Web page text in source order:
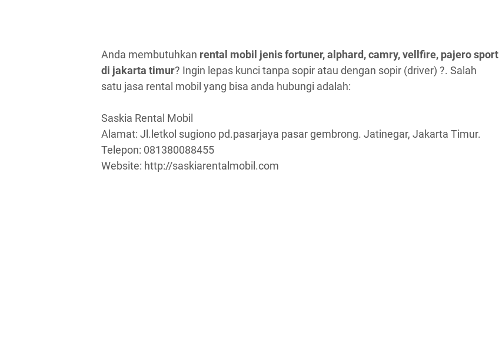
Anda membutuhkan rental mobil jenis fortuner, alphard, camry, vellfire, pajero sport
di jakarta timur? Ingin lepas kunci tanpa sopir atau dengan sopir (driver) ?. Salah
satu jasa rental mobil yang bisa anda hubungi adalah:
Saskia Rental Mobil
Alamat: Jl.letkol sugiono pd.pasarjaya pasar gembrong. Jatinegar, Jakarta Timur.
Telepon: 081380088455
Website: http://saskiarentalmobil.com